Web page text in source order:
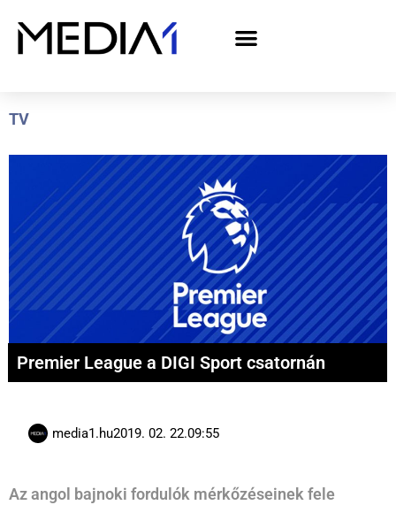
TV
Premier League a DIGI Sport csatornán
media1.hu2019. 02. 22.09:55
Az angol bajnoki fordulók mérkőzéseinek fele